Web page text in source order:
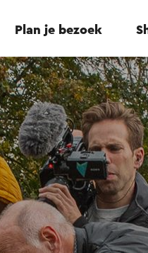
Plan je bezoek